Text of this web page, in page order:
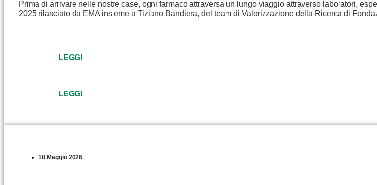
Prima di arrivare nelle nostre case, ogni farmaco attraversa un lungo viaggio attraverso laboratori,
2025 rilasciato da EMA insieme a Tiziano Bandiera, del team di Valorizzazione della Ricerca di
LEGGI
LEGGI
18 Maggio 2026